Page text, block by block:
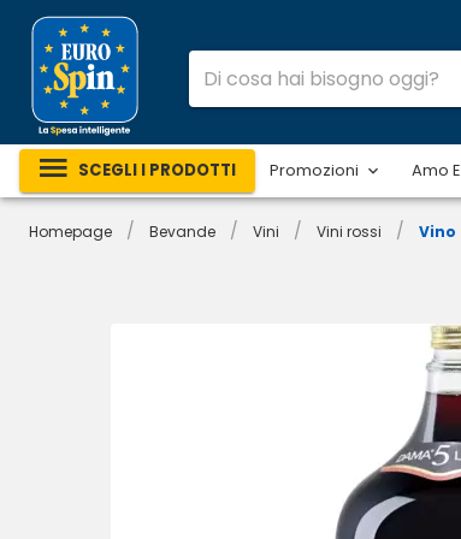
SCEGLI I PRODOTTI Promozioni Amo
Homepage / Bevande / Vini / Vini rossi / Vino